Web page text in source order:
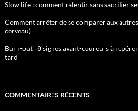
Slow life : comment ralentir sans sacrifier
Comment arrêter de se comparer aux
cerveau)
Burn-out : 8 signes avant-coureurs à
tard
COMMENTAIRES RÉCENTS